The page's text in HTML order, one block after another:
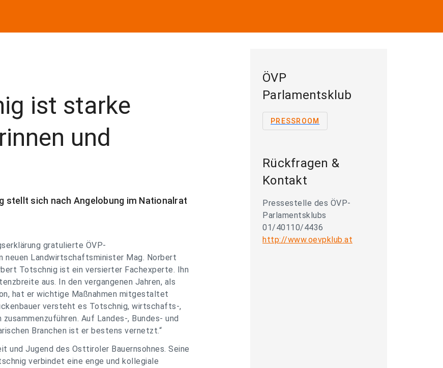
ist starke
und
sich nach Angelobung im Nationalrat
gratulierte ÖVP-
neuen Landwirtschaftsminister Mag. Norbert
Totschnig ist ein versierter Fachexperte. Ihn
aus. In den vergangenen Jahren, als
hat er wichtige Maßnahmen mitgestaltet
versteht es Totschnig, wirtschafts-,
Auf Landes-, Bundes- und
Branchen ist er bestens vernetzt.“
und Jugend des Osttiroler Bauernsohnes. Seine
verbindet eine enge und kollegiale
ÖVP
Parlamentsklub
PRESSROOM
Rückfragen &
Kontakt
Pressestelle des ÖVP-
Parlamentsklubs
01/40110/4436
http://www.oevpklub.at